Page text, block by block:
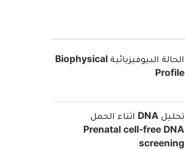
الحالة البيوفيزيائية Biophysical
Profile
تحليل DNA اثناء الحمل
Prenatal cell-free DNA
screening